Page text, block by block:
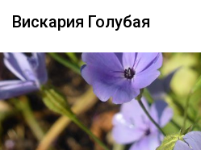
Вискария Голубая